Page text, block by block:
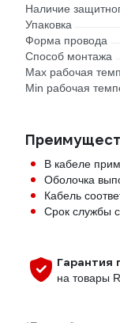
Наличие
Упаковка
Форма провода
Способ монтажа
Max рабочая
Min рабочая
В кабеле
Оболочка
Кабель
Срок службы
Гарантия
на товары